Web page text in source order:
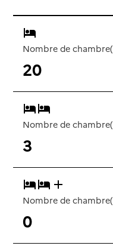
Nombre de
20
Nombre de
3
Nombre de
0